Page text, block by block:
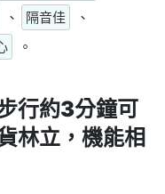
、 隔音佳
、
。
行約3分鐘可
林立，機能相